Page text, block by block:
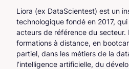
Liora (ex DataScientest) est un
technologique fondé en 2017,
acteurs de référence du secteur.
formations à distance, en
partiel, dans les métiers de la
l’intelligence artificielle, du